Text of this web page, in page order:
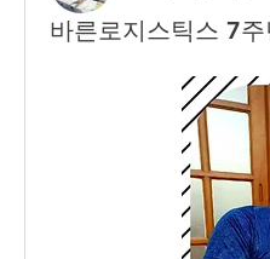
바른로지스틱스 7